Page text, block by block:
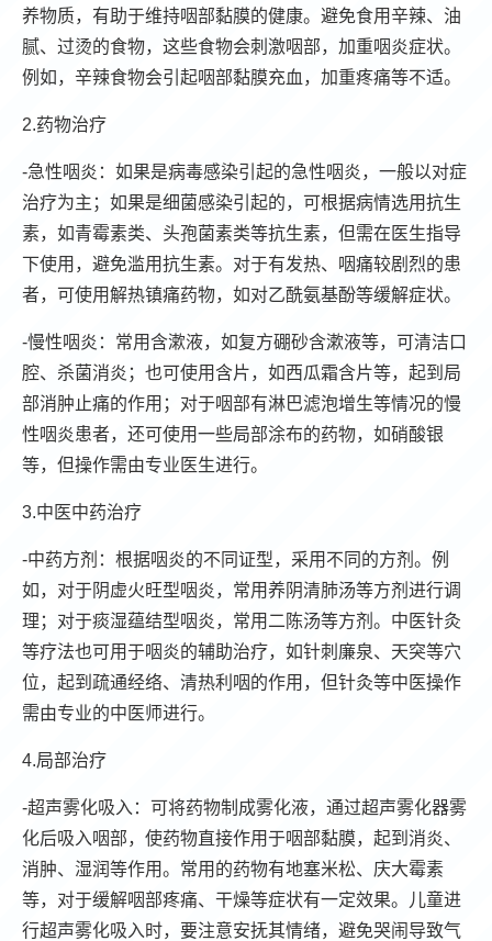
养物质，有助于维持咽部黏膜的健康。避免食用辛辣、油
腻、过烫的食物，这些食物会刺激咽部，加重咽炎症状。
例如，辛辣食物会引起咽部黏膜充血，加重疼痛等不适。
2.药物治疗
-急性咽炎：如果是病毒感染引起的急性咽炎，一般以对症
治疗为主；如果是细菌感染引起的，可根据病情选用抗生
素，如青霉素类、头孢菌素类等抗生素，但需在医生指导
下使用，避免滥用抗生素。对于有发热、咽痛较剧烈的患
者，可使用解热镇痛药物，如对乙酰氨基酚等缓解症状。
-慢性咽炎：常用含漱液，如复方硼砂含漱液等，可清洁口
腔、杀菌消炎；也可使用含片，如西瓜霜含片等，起到局
部消肿止痛的作用；对于咽部有淋巴滤泡增生等情况的慢
性咽炎患者，还可使用一些局部涂布的药物，如硝酸银
等，但操作需由专业医生进行。
3.中医中药治疗
-中药方剂：根据咽炎的不同证型，采用不同的方剂。例
如，对于阴虚火旺型咽炎，常用养阴清肺汤等方剂进行调
理；对于痰湿蕴结型咽炎，常用二陈汤等方剂。中医针灸
等疗法也可用于咽炎的辅助治疗，如针刺廉泉、天突等穴
位，起到疏通经络、清热利咽的作用，但针灸等中医操作
需由专业的中医师进行。
4.局部治疗
-超声雾化吸入：可将药物制成雾化液，通过超声雾化器雾
化后吸入咽部，使药物直接作用于咽部黏膜，起到消炎、
消肿、湿润等作用。常用的药物有地塞米松、庆大霉素
等，对于缓解咽部疼痛、干燥等症状有一定效果。儿童进
行超声雾化吸入时，要注意安抚其情绪，避免哭闹导致气